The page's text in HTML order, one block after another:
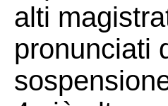
alti
pronunciati